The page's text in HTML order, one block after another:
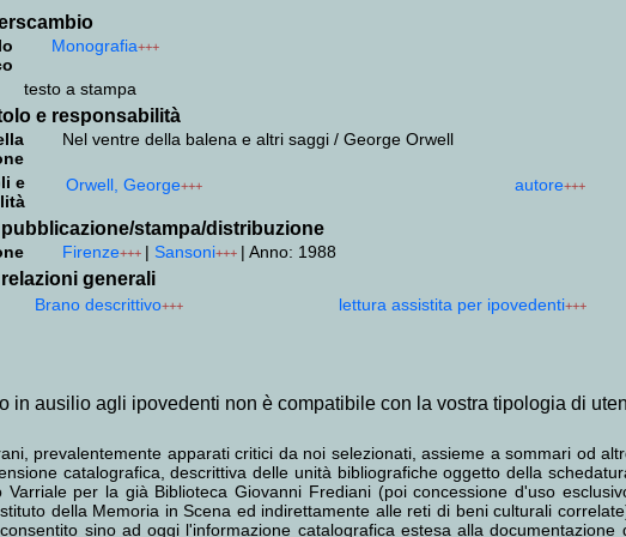
Monografia+++
testo a stampa
e responsabilità
Nel ventre della balena e altri saggi / George Orwell
e
Orwell, George+++ autore+++
stampa/distribuzione
Firenze+++ | Sansoni+++ | Anno: 1988
generali
Brano descrittivo+++ lettura assistita per ipovedenti+++
in ausilio agli ipovedenti non è compatibile con la vostra tipologia di
prevalentemente apparati critici da noi selezionati, assieme a sommari od
catalografica, descrittiva delle unità bibliografiche oggetto della
Varriale per la già Biblioteca Giovanni Frediani (poi concessione d'uso
della Memoria in Scena ed indirettamente alle reti di beni culturali
sino ad oggi l'informazione catalografica estesa alla